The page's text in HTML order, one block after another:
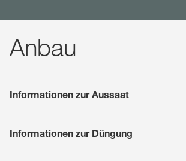
Anbau
Informationen zur Aussaat
Informationen zur Düngung